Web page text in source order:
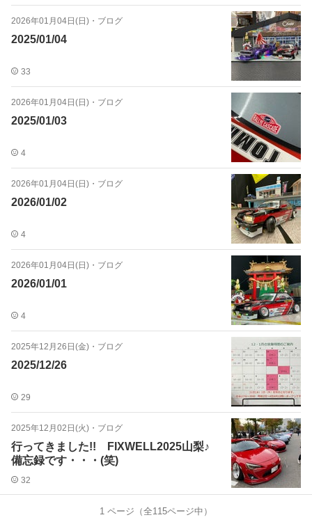
2026年01月04日(日) ・ ブログ
2025/01/04
33
2026年01月04日(日) ・ ブログ
2025/01/03
4
2026年01月04日(日) ・ ブログ
2026/01/02
4
2026年01月04日(日) ・ ブログ
2026/01/01
4
2025年12月26日(金) ・ ブログ
2025/12/26
29
2025年12月02日(火) ・ ブログ
行ってきました!! FIXWELL2025山梨♪
備忘録です・・・(笑)
32
1 ページ（全115ページ中）